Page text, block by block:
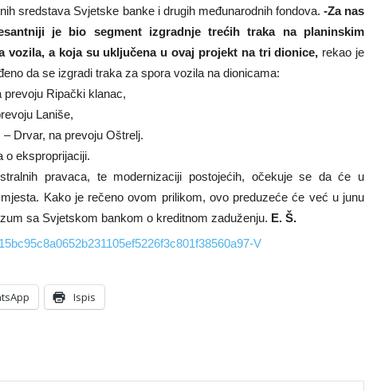
sredstava Svjetske banke i drugih međunarodnih fondova. -Za nas
je bio segment izgradnje trećih traka na planinskim
vozila, a koja su uključena u ovaj projekt na tri dionice, rekao je
da se izgradi traka za spora vozila na dionicama:
Ripački klanac,
Laniše,
Drvar, na prevoju Oštrelj.
o eksproprijaciji.
pravaca, te modernizaciji postojećih, očekuje se da će u
Kako je rečeno ovom prilikom, ovo preduzeće će već u junu
sa Svjetskom bankom o kreditnom zaduženju. E. Š.
Ispis